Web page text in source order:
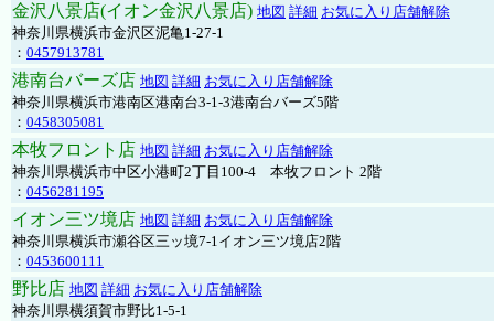
金沢八景店(イオン金沢八景店) 地図 詳細 お気に入り店舗解除
神奈川県横浜市金沢区泥亀1-27-1
： 0457913781
港南台バーズ店 地図 詳細 お気に入り店舗解除
神奈川県横浜市港南区港南台3-1-3港南台バーズ5階
： 0458305081
本牧フロント店 地図 詳細 お気に入り店舗解除
神奈川県横浜市中区小港町2丁目100-4 本牧フロント 2階
： 0456281195
イオン三ツ境店 地図 詳細 お気に入り店舗解除
神奈川県横浜市瀬谷区三ッ境7-1イオン三ツ境店2階
： 0453600111
野比店 地図 詳細 お気に入り店舗解除
神奈川県横須賀市野比1-5-1